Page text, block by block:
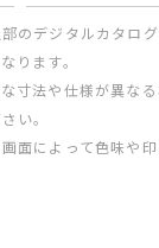
のデジタルカタログ
ります。
寸法や仕様が異なる
い。
面によって色味や